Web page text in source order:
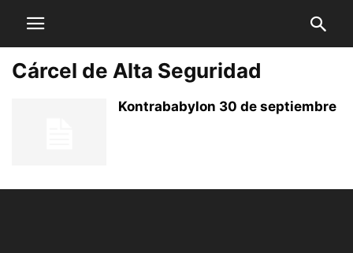
Cárcel de Alta Seguridad
Kontrababylon 30 de septiembre